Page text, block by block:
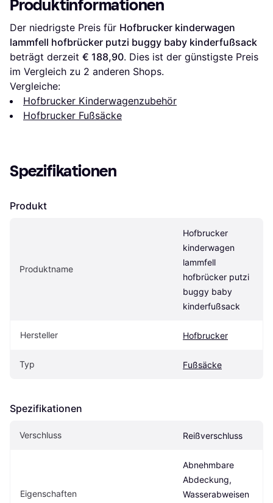
Produktinformationen
Der niedrigste Preis für Hofbrucker kinderwagen
lammfell hofbrücker putzi buggy baby kinderfußsack
beträgt derzeit € 188,90. Dies ist der günstigste Preis
im Vergleich zu 2 anderen Shops.
Vergleiche:
Hofbrucker Kinderwagenzubehör
Hofbrucker Fußsäcke
Spezifikationen
Produkt
Produktname
Hofbrucker
kinderwagen
lammfell
hofbrücker putzi
buggy baby
kinderfußsack
Hersteller Hofbrucker
Typ Fußsäcke
Spezifikationen
Verschluss Reißverschluss
Eigen­schaften
Abnehmbare
Abdeckung,
Wasserabweisen